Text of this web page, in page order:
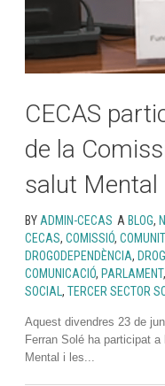
CECAS
de la
salut Mental
BY ADMIN-CECAS A BLOG,
CECAS, COMISSIÓ,
DROGODEPENDÈNCIA,
COMUNICACIÓ, PARLAMENT,
SOCIAL , TERCER SECTOR
Aquest divendres 23 de
Ferran Solé ha participat
Mental i les...